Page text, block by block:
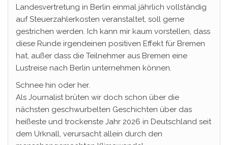
Landesvertretung in Berlin einmal jährlich vollständig
auf Steuerzahlerkosten veranstaltet, soll gerne
gestrichen werden. Ich kann mir kaum vorstellen, dass
diese Runde irgendeinen positiven Effekt für Bremen
hat, außer dass die Teilnehmer aus Bremen eine
Lustreise nach Berlin unternehmen können.
Schnee hin oder her.
Als Journalist brüten wir doch schon über die
nächsten geschwurbelten Geschichten über das
heißeste und trockenste Jahr 2026 in Deutschland seit
dem Urknall, verursacht allein durch den